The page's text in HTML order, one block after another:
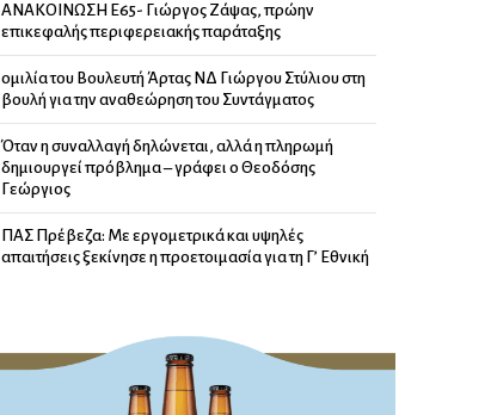
ΑΝΑΚΟΙΝΩΣΗ Ε65- Γιώργος Ζάψας, πρώην
επικεφαλής περιφερειακής παράταξης
ομιλία του Βουλευτή Άρτας ΝΔ Γιώργου Στύλιου στη
βουλή για την αναθεώρηση του Συντάγματος
Όταν η συναλλαγή δηλώνεται, αλλά η πληρωμή
δημιουργεί πρόβλημα – γράφει ο Θεοδόσης
Γεώργιος
ΠΑΣ Πρέβεζα: Με εργομετρικά και υψηλές
απαιτήσεις ξεκίνησε η προετοιμασία για τη Γ’ Εθνική